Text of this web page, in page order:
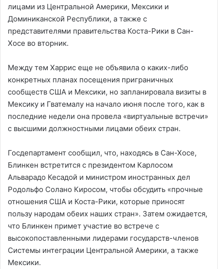
лицами из Центральной Америки, Мексики и
Доминиканской Республики, а также с
представителями правительства Коста-Рики в Сан-
Хосе во вторник.
Между тем Харрис еще не объявила о каких-либо
конкретных планах посещения приграничных
сообществ США и Мексики, но запланировала визиты в
Мексику и Гватемалу на начало июня после того, как в
последние недели она провела «виртуальные встречи»
с высшими должностными лицами обеих стран.
Госдепартамент сообщил, что, находясь в Сан-Хосе,
Блинкен встретится с президентом Карлосом
Альварадо Кесадой и министром иностранных дел
Родольфо Солано Киросом, чтобы обсудить «прочные
отношения США и Коста-Рики, которые приносят
пользу народам обеих наших стран». Затем ожидается,
что Блинкен примет участие во встрече с
высокопоставленными лидерами государств-членов
Системы интеграции Центральной Америки, а также
Мексики.